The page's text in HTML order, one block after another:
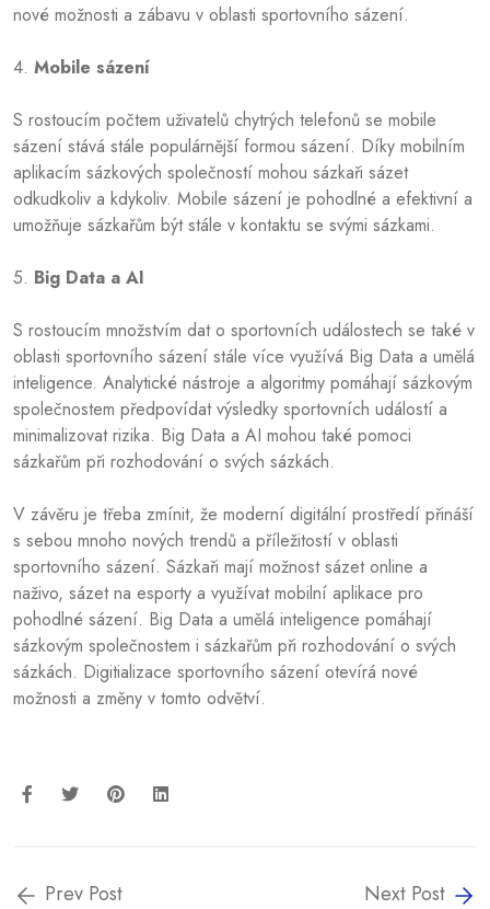
nové možnosti a zábavu v oblasti sportovního sázení.
4. Mobile sázení
S rostoucím počtem uživatelů chytrých telefonů se mobile
sázení stává stále populárnější formou sázení. Díky mobilním
aplikacím sázkových společností mohou sázkaři sázet
odkudkoliv a kdykoliv. Mobile sázení je pohodlné a efektivní a
umožňuje sázkařům být stále v kontaktu se svými sázkami.
5. Big Data a AI
S rostoucím množstvím dat o sportovních událostech se také v
oblasti sportovního sázení stále více využívá Big Data a umělá
inteligence. Analytické nástroje a algoritmy pomáhají sázkovým
společnostem předpovídat výsledky sportovních událostí a
minimalizovat rizika. Big Data a AI mohou také pomoci
sázkařům při rozhodování o svých sázkách.
V závěru je třeba zmínit, že moderní digitální prostředí přináší
s sebou mnoho nových trendů a příležitostí v oblasti
sportovního sázení. Sázkaři mají možnost sázet online a
naživo, sázet na esporty a využívat mobilní aplikace pro
pohodlné sázení. Big Data a umělá inteligence pomáhají
sázkovým společnostem i sázkařům při rozhodování o svých
sázkách. Digitializace sportovního sázení otevírá nové
možnosti a změny v tomto odvětví.
Prev Post Next Post